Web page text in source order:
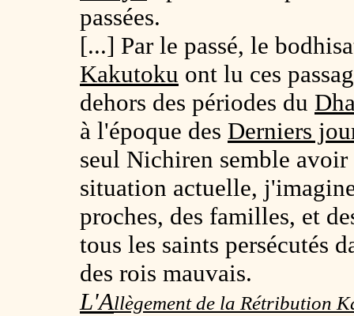
passées.
[...] Par le passé, le
Kakutoku ont lu ces
dehors des périodes du
à l'époque des Derniers
seul Nichiren semble
situation actuelle,
proches, des familles, et
tous les saints persécutés
des rois mauvais.
L'Allègement de la Rétribution